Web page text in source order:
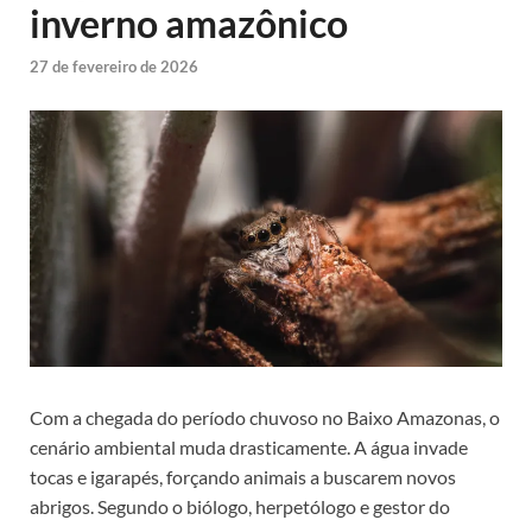
inverno amazônico
27 de fevereiro de 2026
Com a chegada do período chuvoso no Baixo Amazonas, o
cenário ambiental muda drasticamente. A água invade
tocas e igarapés, forçando animais a buscarem novos
abrigos. Segundo o biólogo, herpetólogo e gestor do